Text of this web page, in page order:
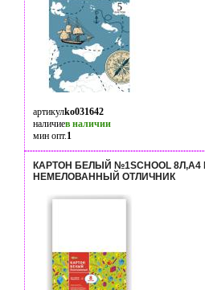
артикулko031642
наличиев наличии
мин опт.1
КАРТОН БЕЛЫЙ №1SCHOOL 8Л,А4
НЕМЕЛОВАННЫЙ ОТЛИЧНИК